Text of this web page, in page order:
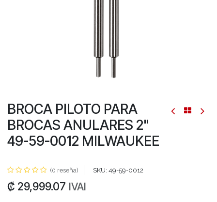
BROCA PILOTO PARA
BROCAS ANULARES 2"
49-59-0012 MILWAUKEE
(0 reseña) SKU: 49-59-0012
₡ 29,999.07 IVAI